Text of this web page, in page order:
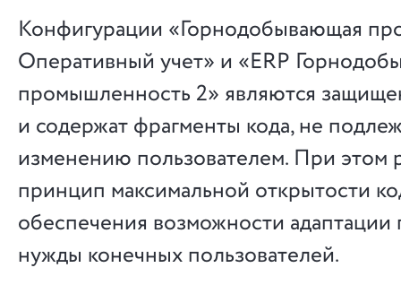
Конфигурации «Горнодобывающая
Оперативный учет» и «ERP
промышленность 2» являются
и содержат фрагменты кода, не
изменению пользователем. При этом
принцип максимальной открытости
обеспечения возможности адаптации
нужды конечных пользователей.